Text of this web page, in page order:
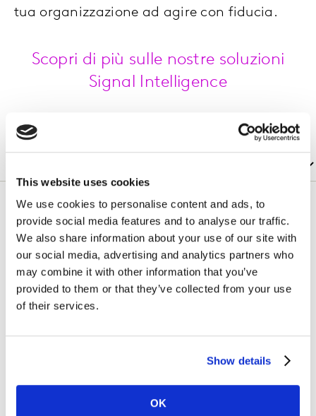
This website uses cookies
We use cookies to personalise content and ads, to
provide social media features and to analyse our traffic.
We also share information about your use of our site with
our social media, advertising and analytics partners who
may combine it with other information that you’ve
provided to them or that they’ve collected from your use
of their services.
Show details
OK
tua organizzazione ad agire con fiducia.
Scopri di più sulle nostre soluzioni
Signal Intelligence
I segnali per guidare la crescita del
tuo brand
Kantar aiuta i brand a restare un passo avanti in un
monitoraggio costante dei segnali umani e digitali,
esperienza e del supporto dei migliori esperti globali di
brand, la nostra guidance consente risposte più rapide,
informate e capaci di generare reale valore